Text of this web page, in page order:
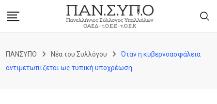
ΠΑΝΣΥΠΟ Νέα του Συλλόγου
Όταν η κυβερνοασφάλεια
αντιμετωπίζεται ως τυπική υποχρέωση